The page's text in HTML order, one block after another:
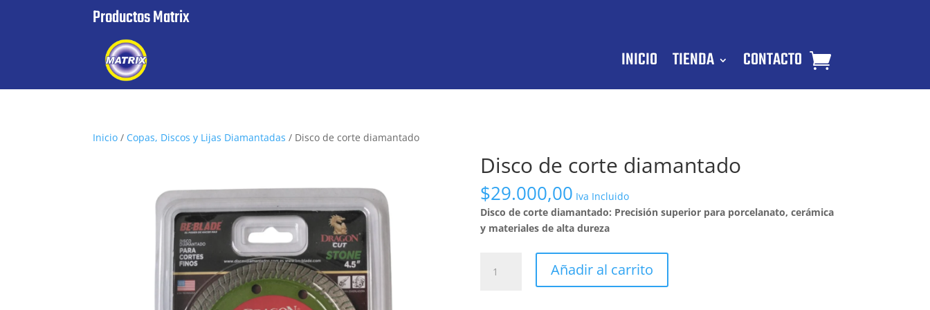
Productos Matrix
INICIO
TIENDA CONTACTO
Inicio / Copas, Discos y Lijas Diamantadas / Disco de corte diamantado
Disco de corte diamantado
$29.000,00 Iva Incluido
Disco de corte diamantado: Precisión superior para porcelanato, cerámica
y materiales de alta dureza
Añadir al carrito